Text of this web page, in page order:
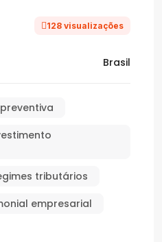
128 visualizações
Brasil
tributários
empresarial